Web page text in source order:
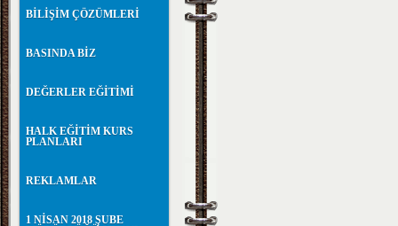
BİLİŞİM ÇÖZÜMLERİ
BASINDA BİZ
DEĞERLER EĞİTİMİ
HALK EĞİTİM KURS
PLANLARI
REKLAMLAR
1 NİSAN 2018 ŞUBE